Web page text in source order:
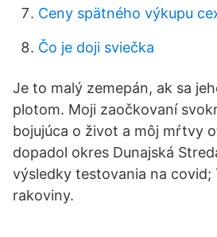
Ceny spätného výkupu
Čo je doji sviečka
Je to malý zemepán, ak sa
plotom. Moji zaočkovaní
bojujúca o život a môj mŕtvy
dopadol okres Dunajská
výsledky testovania na covid;
rakoviny.